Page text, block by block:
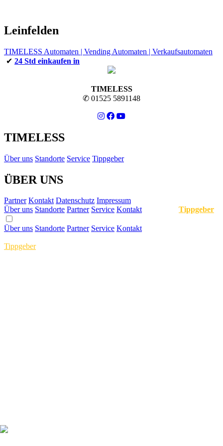
Leinfelden
TIMELESS Automaten | Vending Automaten | Verkaufsautomaten
✔ 24 Std einkaufen in
TIMELESS
✆ 01525 5891148
TIMELESS
Über uns Standorte Service Tippgeber
ÜBER UNS
Partner Kontakt Datenschutz Impressum
Über uns Standorte Partner Service Kontakt Tippgeber
Über uns Standorte Partner Service Kontakt
Tippgeber